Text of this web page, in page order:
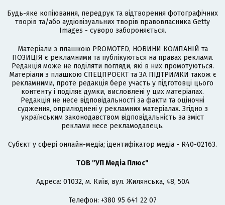
Будь-яке копіювання, передрук та відтворення фотографічних
творів та/або аудіовізуальних творів правовласника Getty
Images - суворо забороняється.
Матеріали з плашкою PROMOTED, НОВИНИ КОМПАНІЙ та
ПОЗИЦІЯ є рекламними та публікуються на правах реклами.
Редакція може не поділяти погляди, які в них промотуються.
Матеріали з плашкою СПЕЦПРОЄКТ та ЗА ПІДТРИМКИ також є
рекламними, проте редакція бере участь у підготовці цього
контенту і поділяє думки, висловлені у цих матеріалах.
Редакція не несе відповідальності за факти та оціночні
судження, оприлюднені у рекламних матеріалах. Згідно з
українським законодавством відповідальність за зміст
реклами несе рекламодавець.
Cубєкт у сфері онлайн-медіа; ідентифікатор медіа - R40-02163.
ТОВ "УП Медіа Плюс"
Адреса: 01032, м. Київ, вул. Жилянська, 48, 50А
Телефон: +380 95 641 22 07